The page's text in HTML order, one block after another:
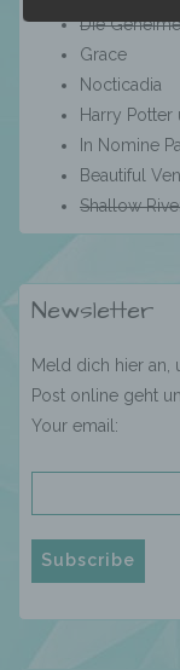
Die
Grace
Nocticadia
Harry
In Nomine
Beautiful
Shallow
Newsletter
Meld dich hier an,
Post online geht
Your email:
b)
Daten
die